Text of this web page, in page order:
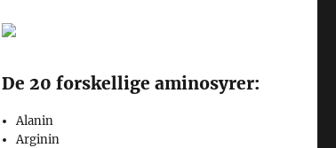
De 20 forskellige aminosyrer:
Alanin
Arginin